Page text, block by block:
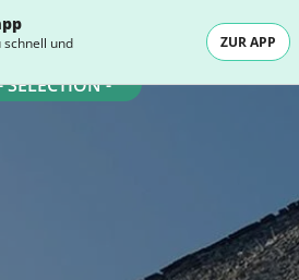
schnell und
ZUR APP
SELECTION -